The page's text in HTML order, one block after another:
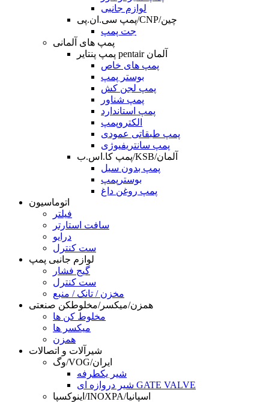
لوازم جانبی
پمپ سی.ان.پی/CNP/چین
جت پمپ
پمپ های آلمانی
پمپ پنتایر pentair آلمان
پمپ های خاص
بوستر پمپ
پمپ لجن کش
پمپ شناور
پمپ استاندارد
الکتروپمپ
پمپ طبقاتی عمودی
پمپ سانتریفیوژی
پمپ کا.اس.ب/KSB/آلمان
پمپ بدون سیل
بوسترپمپ
پمپ روغن داغ
اتوماسیون
فیلتر
سافت استارتر
درایو
ست کنترل
لوازم جانبی پمپ
گیج فشار
ست کنترل
مخزن / تانک / منبع
همزن/میکسر/مخلوطکن صنعتی
مخلوط کن ها
میکسر ها
همزن
شیرآلات و اتصالات
وگ/VOG/ایران
شیر یکطرفه
شیر دروازه ای GATE VALVE
اینوکسپا/INOXPA/اسپانیا